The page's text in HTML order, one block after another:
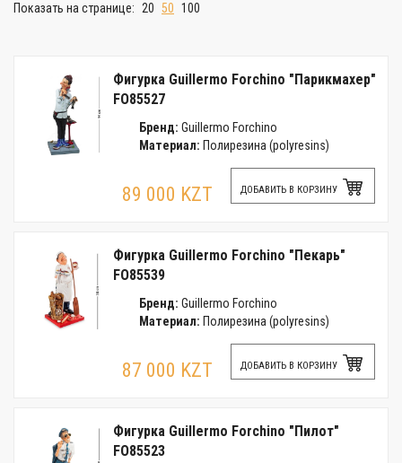
Показать на странице: 20 50 100
Фигурка Guillermo Forchino "Парикмахер"
FO85527
Бренд: Guillermo Forchino
Материал: Полирезина (polyresins)
89 000 KZT ДОБАВИТЬ В КОРЗИНУ
Фигурка Guillermo Forchino "Пекарь"
FO85539
Бренд: Guillermo Forchino
Материал: Полирезина (polyresins)
87 000 KZT ДОБАВИТЬ В КОРЗИНУ
Фигурка Guillermo Forchino "Пилот"
FO85523